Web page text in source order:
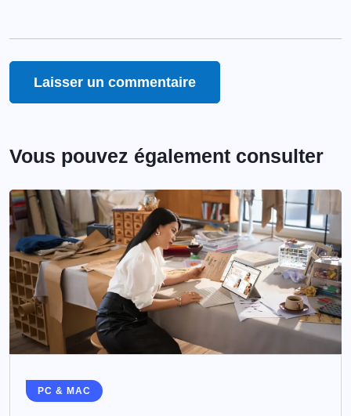
Vous pouvez également consulter
PC & MAC